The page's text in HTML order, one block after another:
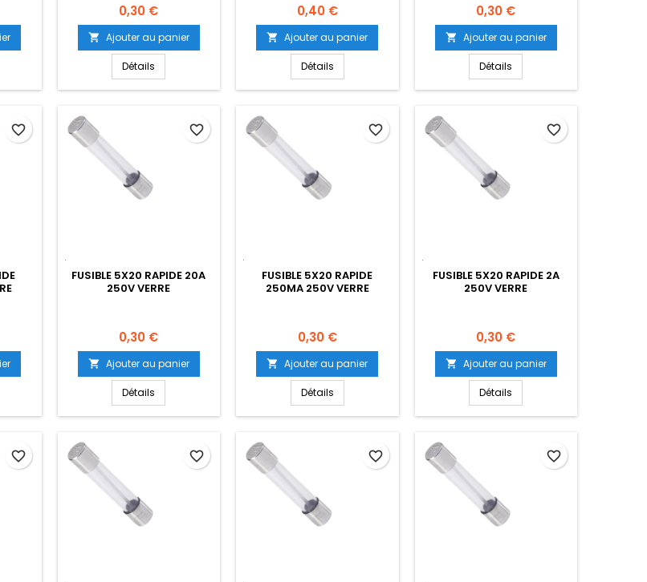
Prix
0,30 €
 Ajouter au panier
Détails
Prix
0,40 €
 Ajouter au panier
Détails
Prix
0,30 €
 Ajouter au panier
Détails
favorite_border
FUSIBLE 5X20 RAPIDE 20A
250V VERRE
Prix
0,30 €
 Ajouter au panier
Détails
favorite_border
FUSIBLE 5X20 RAPIDE
250MA 250V VERRE
Prix
0,30 €
 Ajouter au panier
Détails
favorite_border
FUSIBLE 5X20 RAPIDE 2A
250V VERRE
Prix
0,30 €
 Ajouter au panier
Détails
favorite_border
favorite_border favorite_border favorite_border favorite_border